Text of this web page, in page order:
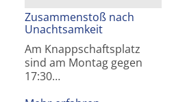
Zusammenstoß nach
Unachtsamkeit
Am Knappschaftsplatz
sind am Montag gegen
17:30…